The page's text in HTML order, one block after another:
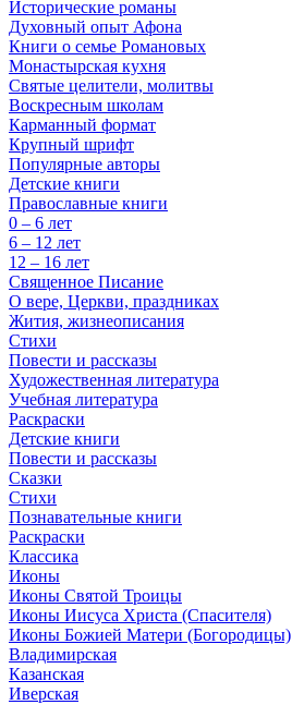
Исторические романы
Духовный опыт Афона
Книги о семье Романовых
Монастырская кухня
Святые целители, молитвы
Воскресным школам
Карманный формат
Крупный шрифт
Популярные авторы
Детские книги
Православные книги
0 – 6 лет
6 – 12 лет
12 – 16 лет
Священное Писание
О вере, Церкви, праздниках
Жития, жизнеописания
Стихи
Повести и рассказы
Художественная литература
Учебная литература
Раскраски
Детские книги
Повести и рассказы
Сказки
Стихи
Познавательные книги
Раскраски
Классика
Иконы
Иконы Святой Троицы
Иконы Иисуса Христа (Спасителя)
Иконы Божией Матери (Богородицы)
Владимирская
Казанская
Иверская